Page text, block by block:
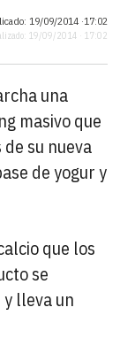
19/09/2014 ·17:02
19/09/2014 · 17:02
una
masivo que
su nueva
de yogur y
que los
se
y lleva un